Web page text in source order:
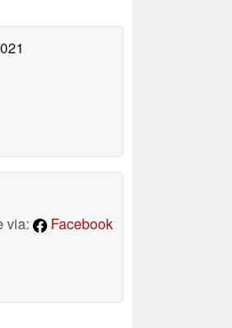
via:
Facebook